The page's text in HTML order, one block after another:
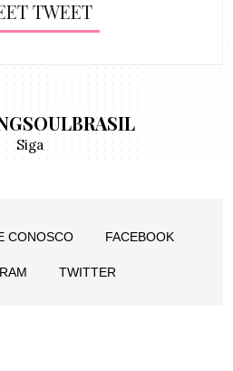
TWEET
Siga
CONOSCO FACEBOOK
TWITTER